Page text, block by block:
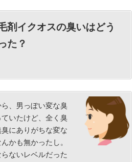
剤イクオスの臭いはどう
た？
、男っぽい変な臭
いたけど、全く臭
にありがちな変な
かも無かったし。
ないレベルだった